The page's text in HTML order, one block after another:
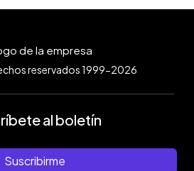
reservados 1999-2026
al boletín
Suscribirme